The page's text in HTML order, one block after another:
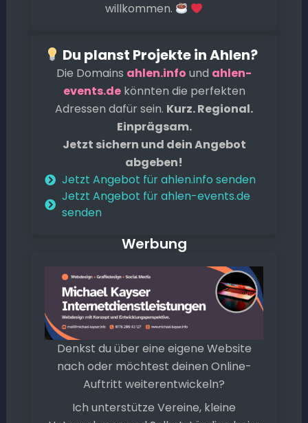
willkommen.
Du planst Projekte in Ahlen?
Die Domains ahlen.info und ahlen-
events.dekönnten die perfekten
Adressen dafür sein. Kurz. Regional.
Einprägsam.
Jetzt sichern und dein Angebot
abgeben!
Jetzt Angebot für ahlen.info senden
Jetzt Angebot für ahlen-events.de
senden
Werbung
Denkst du über eine eigene Website
nach oder möchtest deinen Online-
Auftritt weiterentwickeln?
Ich unterstütze Vereine, kleine